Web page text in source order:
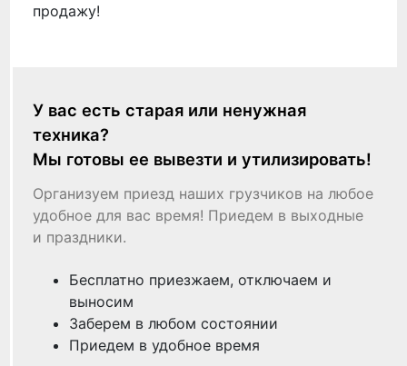
продажу!
У вас есть старая или ненужная
техника?
Мы готовы ее вывезти и утилизировать!
Организуем приезд наших грузчиков на любое
удобное для вас время! Приедем в выходные
и праздники.
Бесплатно приезжаем, отключаем и
выносим
Заберем в любом состоянии
Приедем в удобное время